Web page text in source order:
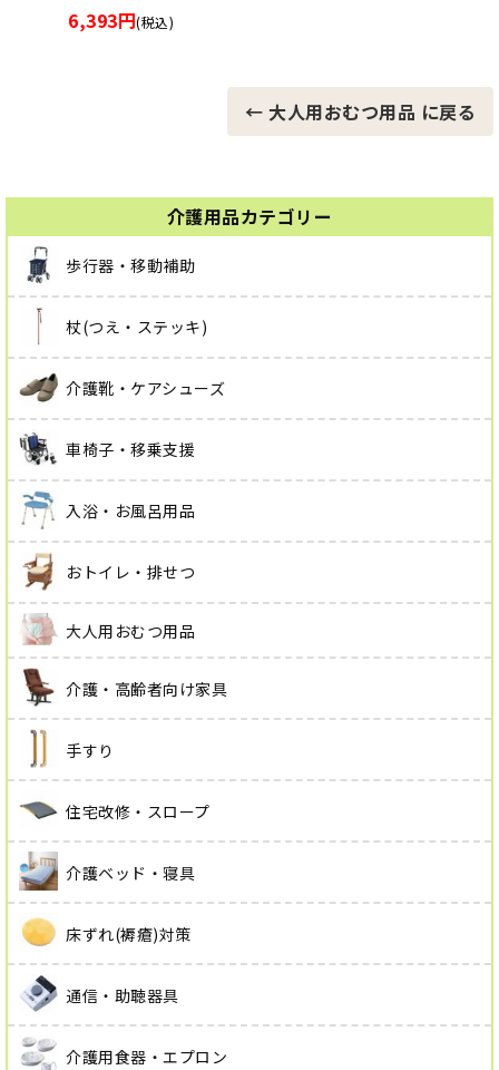
介護用品カテゴリー
歩行器・移動補助
杖(つえ・ステッキ)
介護靴・ケアシューズ
車椅子・移乗支援
入浴・お風呂用品
おトイレ・排せつ
大人用おむつ用品
介護・高齢者向け家具
手すり
住宅改修・スロープ
介護ベッド・寝具
床ずれ(褥瘡)対策
通信・助聴器具
介護用食器・エプロン
12,144円
← 大人用おむつ用品 に戻る